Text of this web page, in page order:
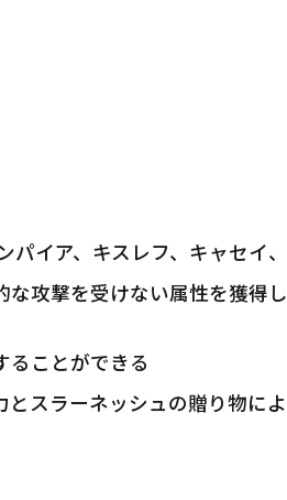
パイア、キスレフ、キャセイ
な攻撃を受けない属性を獲得
ることができる
とスラーネッシュの贈り物に